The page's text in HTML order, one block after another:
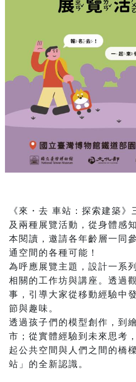
《來・去 車站：探索建築》
及兩種展覽活動，從身體感
本閱讀，邀請各年齡層一同
通空間的各種可能！
為呼應展覽主題，設計一系
相關的工作坊與講座。透過
事，引導大家從移動經驗中
節與趣味。
透過孩子們的模型創作，到
市；從實體經驗到未來思考
起公共空間與人們之間的橋